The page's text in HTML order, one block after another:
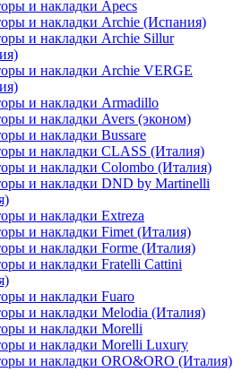
и накладки Apecs
и накладки Archie (Испания)
и накладки Archie Sillur
и накладки Archie VERGE
и накладки Armadillo
и накладки Avers (эконом)
и накладки Bussare
и накладки CLASS (Италия)
и накладки Colombo (Италия)
и накладки DND by Martinelli
и накладки Extreza
и накладки Fimet (Италия)
и накладки Forme (Италия)
и накладки Fratelli Cattini
и накладки Fuaro
и накладки Melodia (Италия)
и накладки Morelli
и накладки Morelli Luxury
и накладки ORO&ORO (Италия)